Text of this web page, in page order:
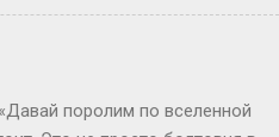
который вы видите, открыв
виде, в каком хотелось бы.
Сегодня всё иначе.
поролим по вселенной